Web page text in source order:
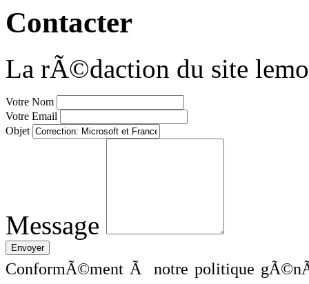
Contacter
La rÃ©daction du site
Votre Nom
Votre Email
Objet
Message
ConformÃ©ment Ã notre politique